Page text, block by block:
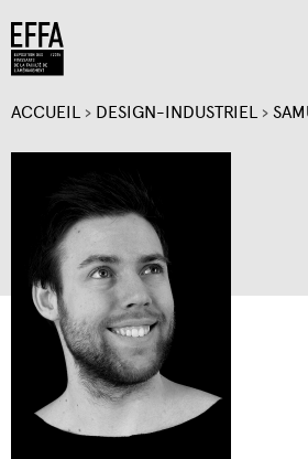
VOUS
ÊTES
ICI
ACCUEIL › DESIGN-INDUSTRIEL ›